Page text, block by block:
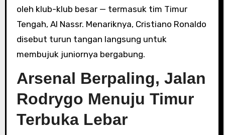
oleh klub-klub besar — termasuk tim Timur
Tengah, Al Nassr. Menariknya, Cristiano Ronaldo
disebut turun tangan langsung untuk
membujuk juniornya bergabung.
Arsenal Berpaling, Jalan
Rodrygo Menuju Timur
Terbuka Lebar